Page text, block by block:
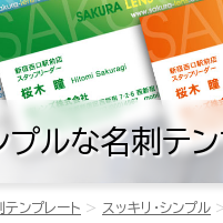
プルな名刺テ
ンプレート スッキリ・シンプル